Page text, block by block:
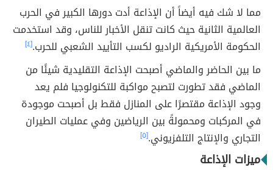
مما لا شك فيه أيضاً أن الإذاعة أدت دورها الكبير في الحرب
العالمية الثانية حيث كانت تنقل الأخبار للناس، وقد استخدمت
الحكومة الأمريكية الراديو لكسب التأييد الشعبي للحرب.[٤]
ما بين الحاضر والماضي أصبحت الإذاعة التقليدية شيئًا من
الماضي فقد تطورت لتصبح مواكبة للتكنولوجيا فلم يعد
وجود الإذاعة مقتصرًا على المنازل فقط بل أصبحت موجودة
في المركبات ومحمولةً بين الرياضين وفي عمليات الطيران
التجاري والإنتاج التلفزيوني.[٥]
ميزات الإذاعة